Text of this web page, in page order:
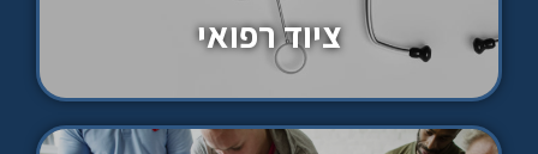
ציוד רפואי